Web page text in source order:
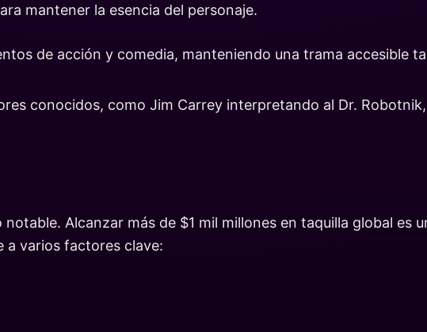
mantener la esencia del personaje.
de acción y comedia, manteniendo una trama accesible
conocidos, como Jim Carrey interpretando al Dr.
Alcanzar más de $1 mil millones en taquilla global es
a varios factores clave: